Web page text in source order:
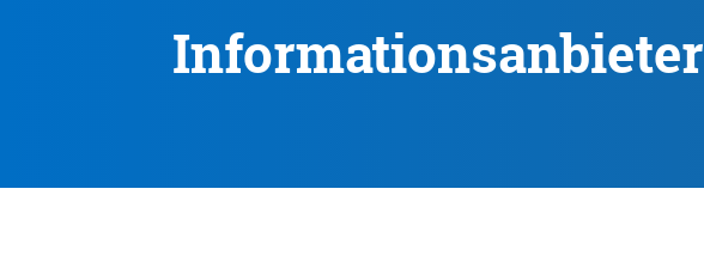
Informationsanbieter